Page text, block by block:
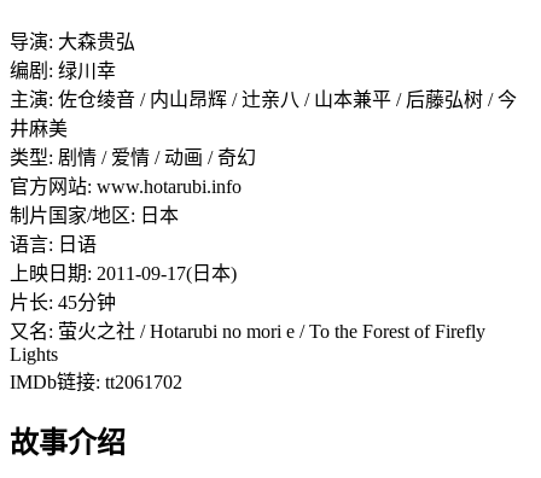
导演: 大森贵弘
编剧: 绿川幸
主演: 佐仓绫音 / 内山昂辉 / 辻亲八 / 山本兼平 / 后藤弘树 / 今
井麻美
类型: 剧情 / 爱情 / 动画 / 奇幻
官方网站: www.hotarubi.info
制片国家/地区: 日本
语言: 日语
上映日期: 2011-09-17(日本)
片长: 45分钟
又名: 萤火之社 / Hotarubi no mori e / To the Forest of Firefly
Lights
IMDb链接: tt2061702
故事介绍